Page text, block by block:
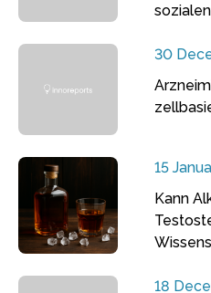
30
15
Kann
18